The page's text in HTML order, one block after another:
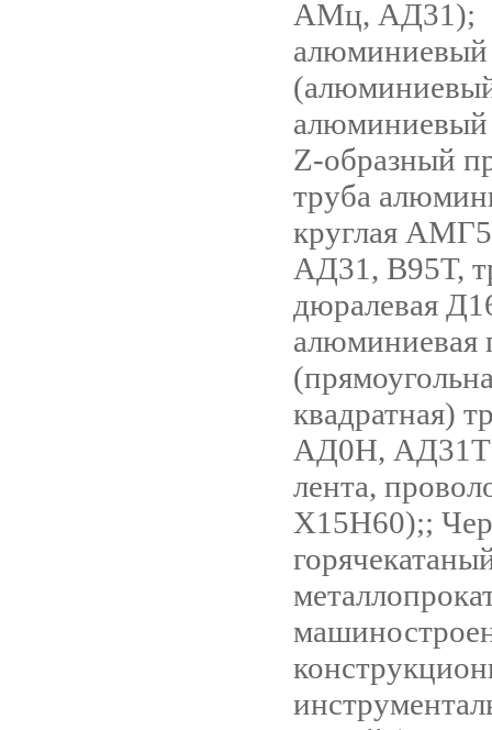
АМц, АД31);
Z-образный
труба
круглая
АД31, В95Т,
дюралевая
алюминиевая
квадратная)
АД0Н,
лента,
Х15Н60);;